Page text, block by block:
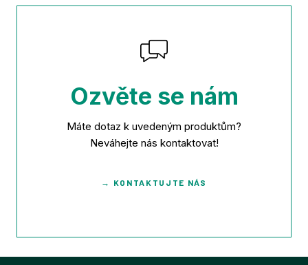
Ozvěte se nám
Máte dotaz k uvedeným produktům?
Neváhejte nás kontaktovat!
→ KONTAKTUJTE NÁS